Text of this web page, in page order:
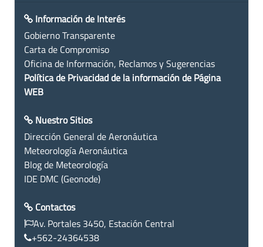
Información de Interés
Gobierno Transparente
Carta de Compromiso
Oficina de Información, Reclamos y Sugerencias
Política de Privacidad de la información de Página
WEB
Nuestro Sitios
Dirección General de Aeronáutica
Meteorología Aeronáutica
Blog de Meteorología
IDE DMC (Geonode)
Contactos
Av. Portales 3450, Estación Central
+562-24364538